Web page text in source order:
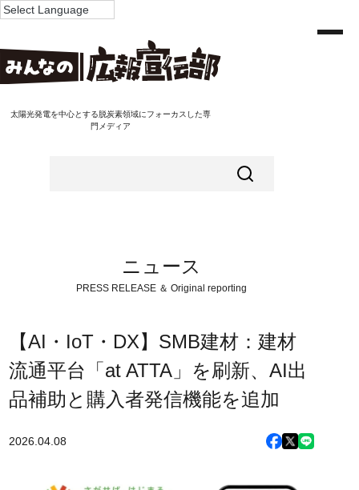
太陽光発電を中心とする脱炭素領域にフォーカスした専
門メディア
ニュース
PRESS RELEASE ＆ Original reporting
【AI・IoT・DX】SMB建材：建材
流通平台「at ATTA」を刷新、AI出
品補助と購入者発信機能を追加
2026.04.08